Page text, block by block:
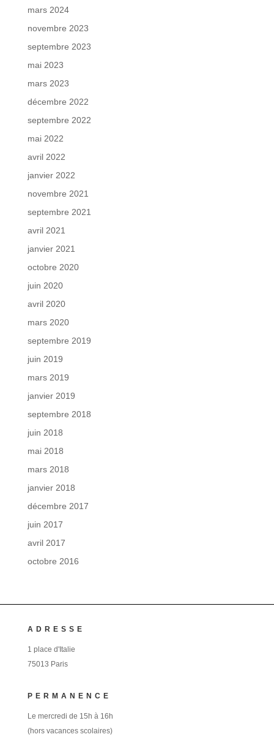
mars 2024
novembre 2023
septembre 2023
mai 2023
mars 2023
décembre 2022
septembre 2022
mai 2022
avril 2022
janvier 2022
novembre 2021
septembre 2021
avril 2021
janvier 2021
octobre 2020
juin 2020
avril 2020
mars 2020
septembre 2019
juin 2019
mars 2019
janvier 2019
septembre 2018
juin 2018
mai 2018
mars 2018
janvier 2018
décembre 2017
juin 2017
avril 2017
octobre 2016
ADRESSE
1 place d'Italie
75013 Paris
PERMANENCE
Le mercredi de 15h à 16h
(hors vacances scolaires)